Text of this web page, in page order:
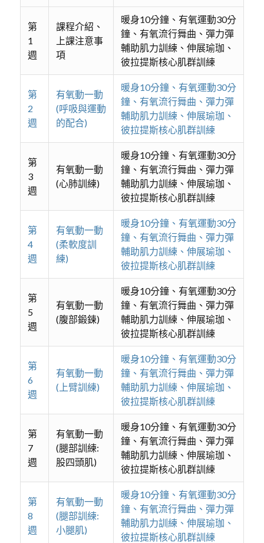
第
1
週
課程介紹、
上課注意事
項
暖身10分鐘、有氧運動30分
鐘、有氧流行舞曲、彈力彈
輔助肌力訓練、伸展瑜珈、
彼拉提斯核心肌群訓練
第
2
週
有氧動一動
(呼吸與運動
的配合)
暖身10分鐘、有氧運動30分
鐘、有氧流行舞曲、彈力彈
輔助肌力訓練、伸展瑜珈、
彼拉提斯核心肌群訓練
第
3
週
有氧動一動
(心肺訓練)
暖身10分鐘、有氧運動30分
鐘、有氧流行舞曲、彈力彈
輔助肌力訓練、伸展瑜珈、
彼拉提斯核心肌群訓練
第
4
週
有氧動一動
(柔軟度訓
練)
暖身10分鐘、有氧運動30分
鐘、有氧流行舞曲、彈力彈
輔助肌力訓練、伸展瑜珈、
彼拉提斯核心肌群訓練
第
5
週
有氧動一動
(腹部鍛鍊)
暖身10分鐘、有氧運動30分
鐘、有氧流行舞曲、彈力彈
輔助肌力訓練、伸展瑜珈、
彼拉提斯核心肌群訓練
第
6
週
有氧動一動
(上臂訓練)
暖身10分鐘、有氧運動30分
鐘、有氧流行舞曲、彈力彈
輔助肌力訓練、伸展瑜珈、
彼拉提斯核心肌群訓練
第
7
週
有氧動一動
(腿部訓練:
股四頭肌)
暖身10分鐘、有氧運動30分
鐘、有氧流行舞曲、彈力彈
輔助肌力訓練、伸展瑜珈、
彼拉提斯核心肌群訓練
第
8
週
有氧動一動
(腿部訓練:
小腿肌)
暖身10分鐘、有氧運動30分
鐘、有氧流行舞曲、彈力彈
輔助肌力訓練、伸展瑜珈、
彼拉提斯核心肌群訓練